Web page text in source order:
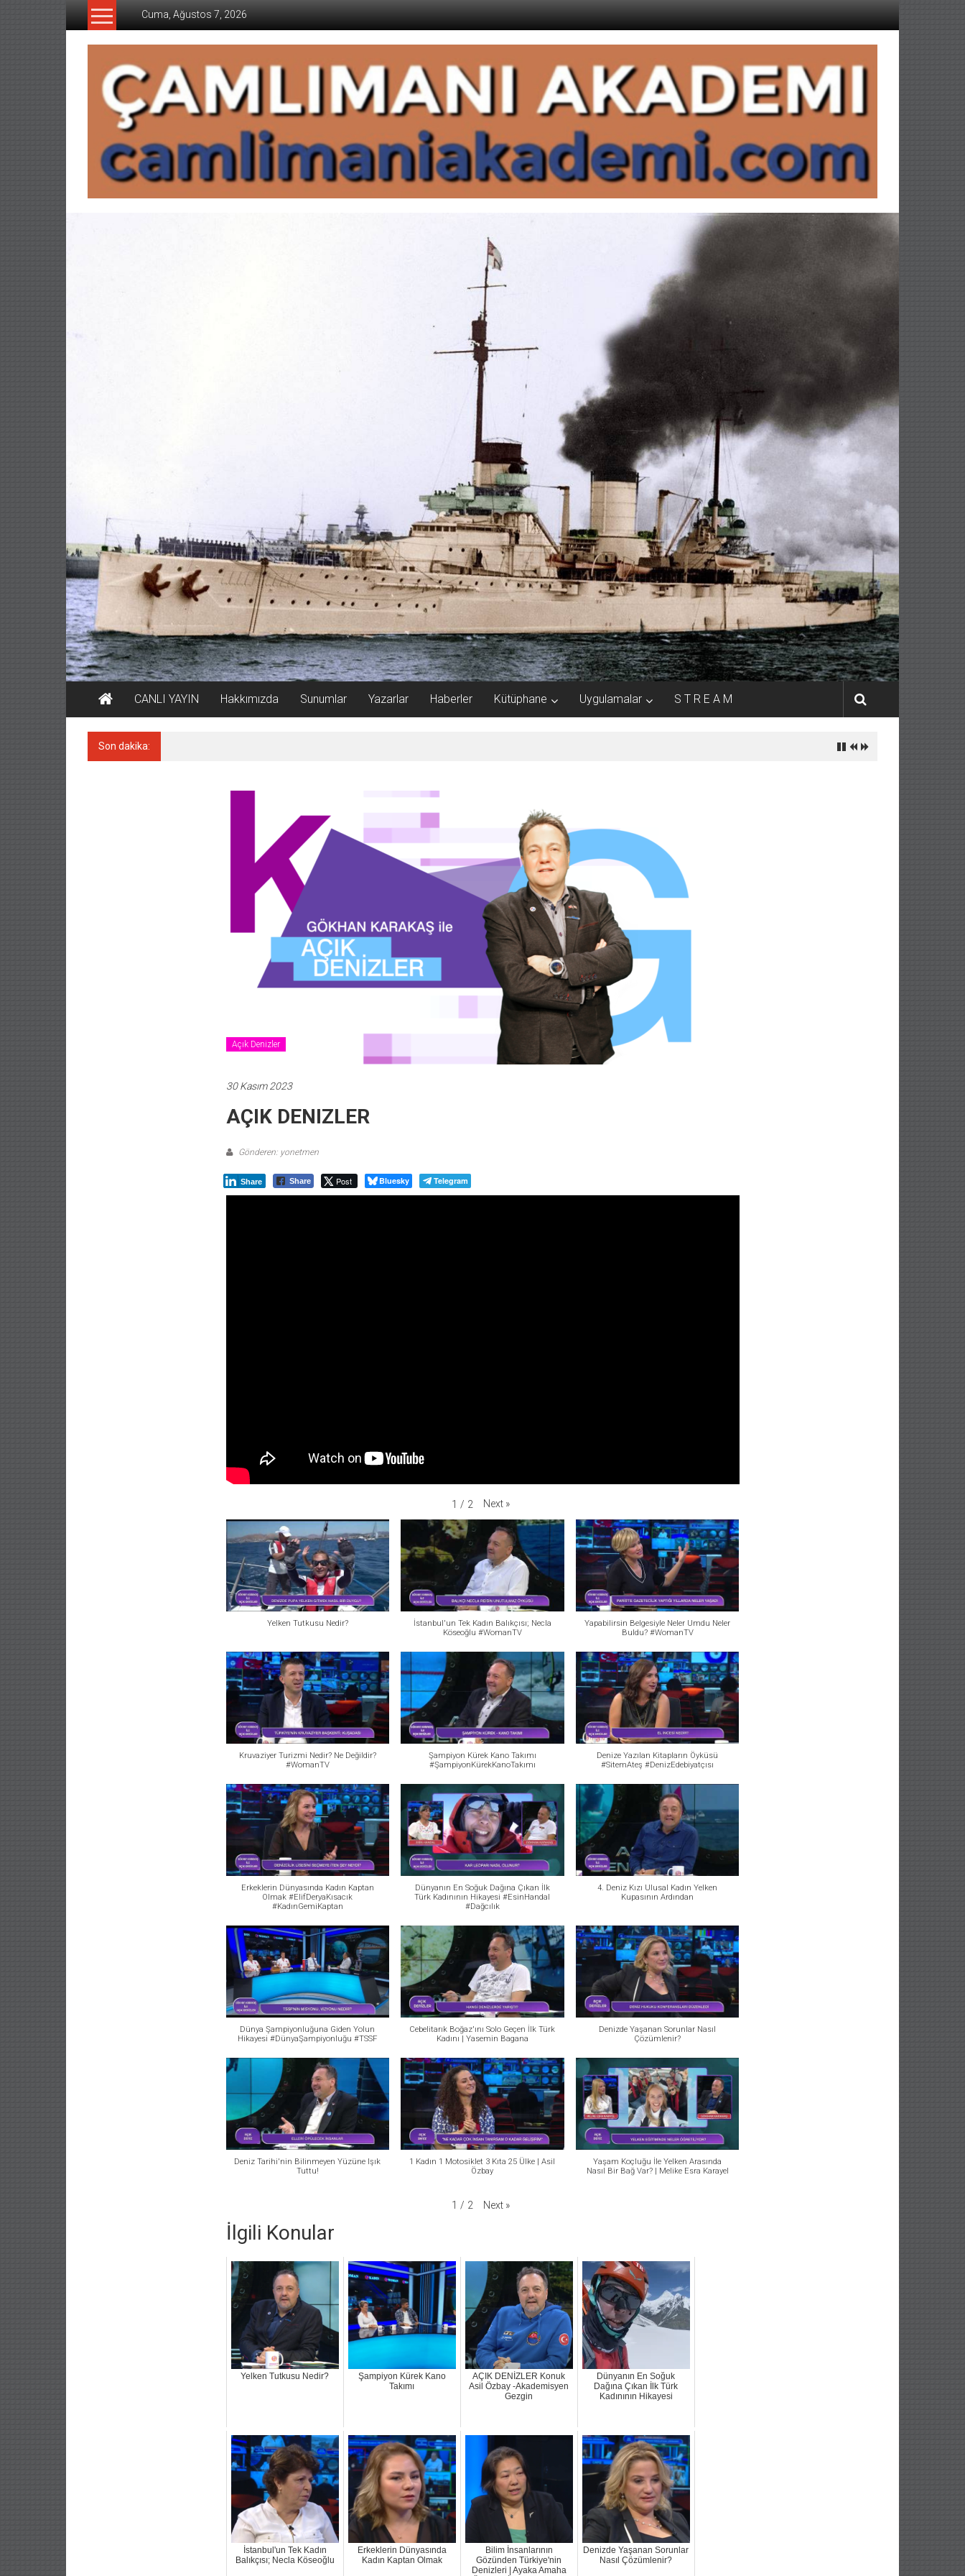
İçeriğe
Cuma, Ağustos 7, 2026
CAMLIMANI
AKADEMI
CANLI YAYIN Hakkımızda Sunumlar Yazarlar Haberler Kütüphane Uygulamalar S T R E A M
Son dakika:
Açık Denizler
30 Kasım 2023
AÇIK DENIZLER
Gönderen: yonetmen
Share Share Post Bluesky Telegram
1 / 2 Next »
Yelken Tutkusu Nedir?
İstanbul'un Tek Kadın Balıkçısı; Necla
Köseoğlu #WomanTV
Yapabilirsin Belgesiyle Neler Umdu Neler
Buldu? #WomanTV
Kruvaziyer Turizmi Nedir? Ne Değildir?
#WomanTV
Şampiyon Kürek Kano Takımı
#ŞampiyonKürekKanoTakımı
Denize Yazılan Kitapların Öyküsü
#SitemAteş #DenizEdebiyatçısı
Erkeklerin Dünyasında Kadın Kaptan
Olmak #ElifDeryaKısacık
#KadınGemiKaptan
Dünyanın En Soğuk Dağına Çıkan İlk
Türk Kadınının Hikayesi #EsinHandal
#Dağcılık
4. Deniz Kızı Ulusal Kadın Yelken
Kupasının Ardından
Dünya Şampiyonluğuna Giden Yolun
Hikayesi #DünyaŞampiyonluğu #TSSF
Cebelitarık Boğaz'ını Solo Geçen İlk Türk
Kadını | Yasemin Bagana
Denizde Yaşanan Sorunlar Nasıl
Çözümlenir?
Deniz Tarihi'nin Bilinmeyen Yüzüne Işık
Tuttu!
1 Kadın 1 Motosiklet 3 Kıta 25 Ülke | Asil
Özbay
Yaşam Koçluğu İle Yelken Arasında
Nasıl Bir Bağ Var? | Melike Esra Karayel
1 / 2 Next »
İlgili Konular
Yelken Tutkusu Nedir?
Şampiyon Kürek Kano
Takımı
AÇIK DENİZLER Konuk
Asil Özbay -Akademisyen
Gezgin
Dünyanın En Soğuk
Dağına Çıkan İlk Türk
Kadınının Hikayesi
İstanbul'un Tek Kadın
Balıkçısı; Necla Köseoğlu
Erkeklerin Dünyasında
Kadın Kaptan Olmak
Bilim İnsanlarının
Gözünden Türkiye'nin
Denizleri | Ayaka Amaha
Denizde Yaşanan Sorunlar
Nasıl Çözümlenir?